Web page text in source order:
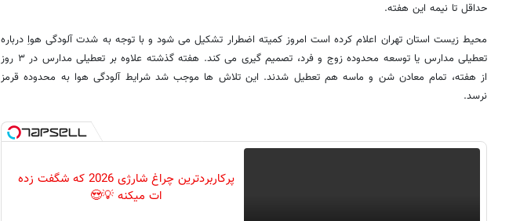
حداقل تا نیمه این هفته.
محیط زیست استان تهران اعلام کرده است امروز کمیته اضطرار تشکیل می شود و با توجه به شدت آلودگی هواِ درباره
تعطیلی مدارس یا توسعه محدوده زوج و فرد، تصمیم گیری می کند. هفته گذشته علاوه بر تعطیلی مدارس در ۳ روز
از هفته، تمام معادن شن و ماسه هم تعطیل شدند. این تلاش ها موجب شد شرایط آلودگی هوا به محدوده قرمز
نرسد.
پرکاربردترین چراغ شارژی 2026 که شگفت زده
ات میکنه 💡😍